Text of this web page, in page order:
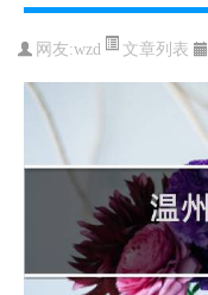
网友:wzd 文章列表